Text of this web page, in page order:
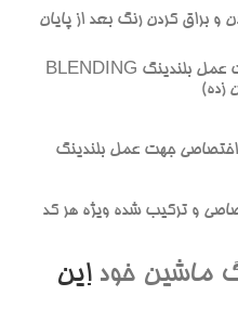
براق کردن رنگ بعد از پايان
پارچه مخصوص سفارشي جهت عمل بلندينگ BLENDING
زده)
جهت عمل بلندينگ
و ترکيب شده ويژه هر کد
ماشين خوداين